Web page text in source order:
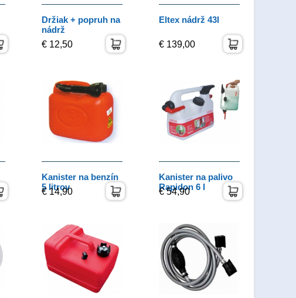
Držiak + popruh na
nádrž
€ 12,50
Eltex nádrž 43l
€ 139,00
Kanister na benzín
5 litrov
€ 14,90
Kanister na palivo
Rapidon 6 l
€ 54,90